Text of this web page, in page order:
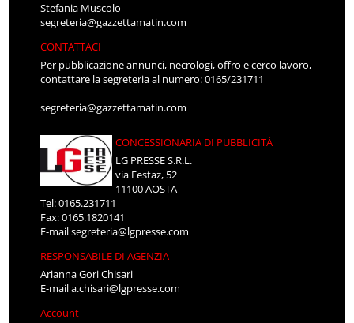
Stefania Muscolo
segreteria@gazzettamatin.com
CONTATTACI
Per pubblicazione annunci, necrologi, offro e cerco lavoro,
contattare la segreteria al numero: 0165/231711
segreteria@gazzettamatin.com
CONCESSIONARIA DI PUBBLICITÀ
LG PRESSE S.R.L.
via Festaz, 52
11100 AOSTA
Tel: 0165.231711
Fax: 0165.1820141
E-mailsegreteria@lgpresse.com
RESPONSABILE DI AGENZIA
Arianna Gori Chisari
E-maila.chisari@lgpresse.com
Account